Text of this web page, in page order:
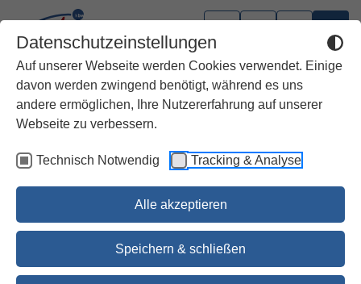
Datenschutzeinstellungen
Auf unserer Webseite werden Cookies verwendet. Einige
davon werden zwingend benötigt, während es uns
andere ermöglichen, Ihre Nutzererfahrung auf unserer
Webseite zu verbessern.
Technisch Notwendig Tracking & Analyse
Alle akzeptieren
Speichern & schließen